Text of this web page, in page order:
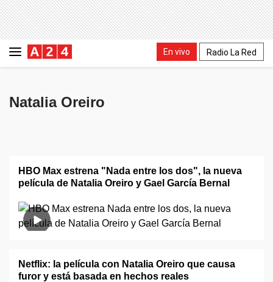
En vivo Radio La Red
Natalia Oreiro
HBO Max estrena "Nada entre los dos", la nueva
película de Natalia Oreiro y Gael García Bernal
Netflix: la película con Natalia Oreiro que causa
furor y está basada en hechos reales